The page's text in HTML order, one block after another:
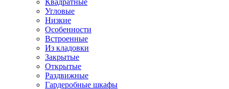
Квадратные
Угловые
Низкие
Особенности
Встроенные
Из кладовки
Закрытые
Открытые
Раздвижные
Гардеробные шкафы